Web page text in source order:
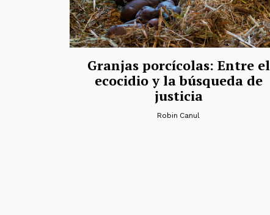
Granjas porcícolas: Entre el
ecocidio y la búsqueda de
justicia
Robin Canul